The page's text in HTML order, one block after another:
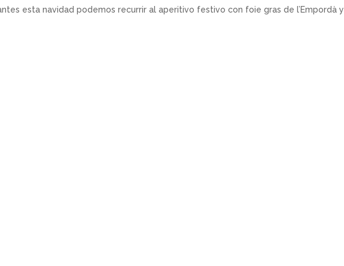
esta navidad podemos recurrir al aperitivo festivo con foie gras de l’Empordà y